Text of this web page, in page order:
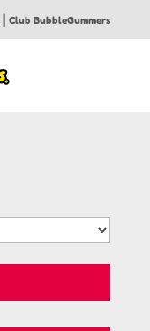
|Club BubbleGummers